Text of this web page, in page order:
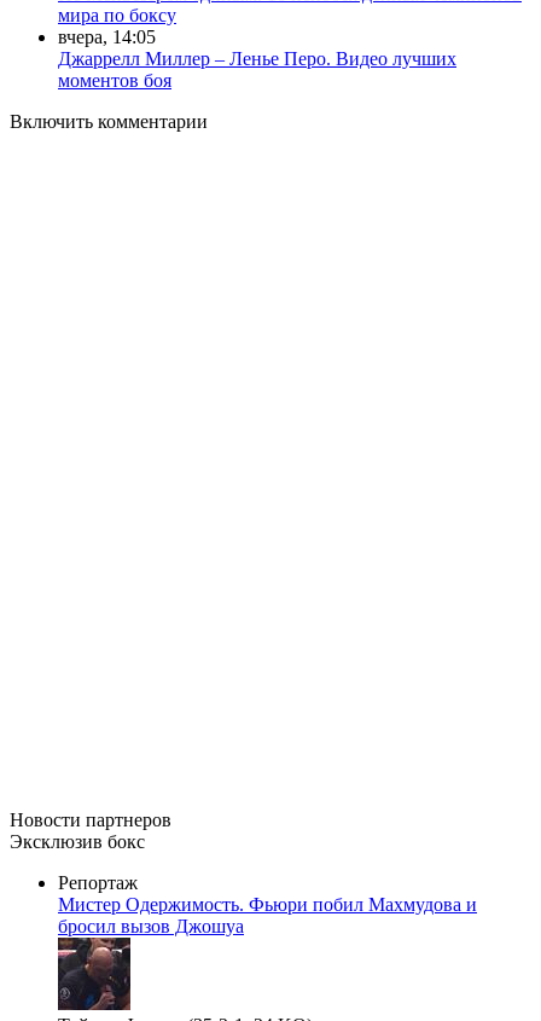
мира по боксу
вчера, 14:05
Джаррелл Миллер – Ленье Перо. Видео лучших
моментов боя
Включить комментарии
Новости партнеров
Эксклюзив бокс
Репортаж
Мистер Одержимость. Фьюри побил Махмудова и
бросил вызов Джошуа